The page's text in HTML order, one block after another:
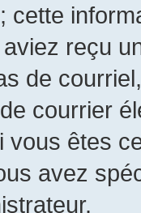
cette
reçu
de
courrier
vous êtes
avez